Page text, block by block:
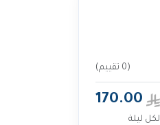
(0 تقييم)
170.00
لكل ليلة